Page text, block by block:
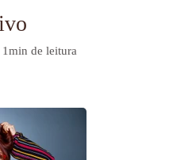
1min de leitura